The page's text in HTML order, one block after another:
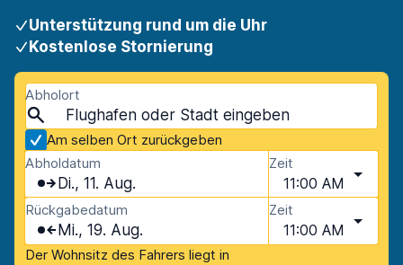
Unterstützung rund um die Uhr
Kostenlose Stornierung
Abholort
Am selben Ort zurückgeben
Abholdatum
Di., 11. Aug.
Zeit
11:00 AM
Rückgabedatum
Mi., 19. Aug.
Zeit
11:00 AM
Der Wohnsitz des Fahrers liegt in